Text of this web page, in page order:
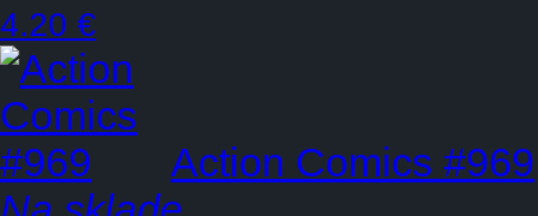
4.20 €
Action Comics #969